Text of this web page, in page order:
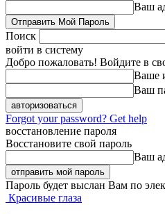
Ваш
Поиск
войти в систему
Добро пожаловать! Войдите в
Ваше
Ваш
Forgot your password? Get help
восстановление пароля
Восстановите свой пароль
Ваш
Пароль будет выслан Вам по
Красивые глаза